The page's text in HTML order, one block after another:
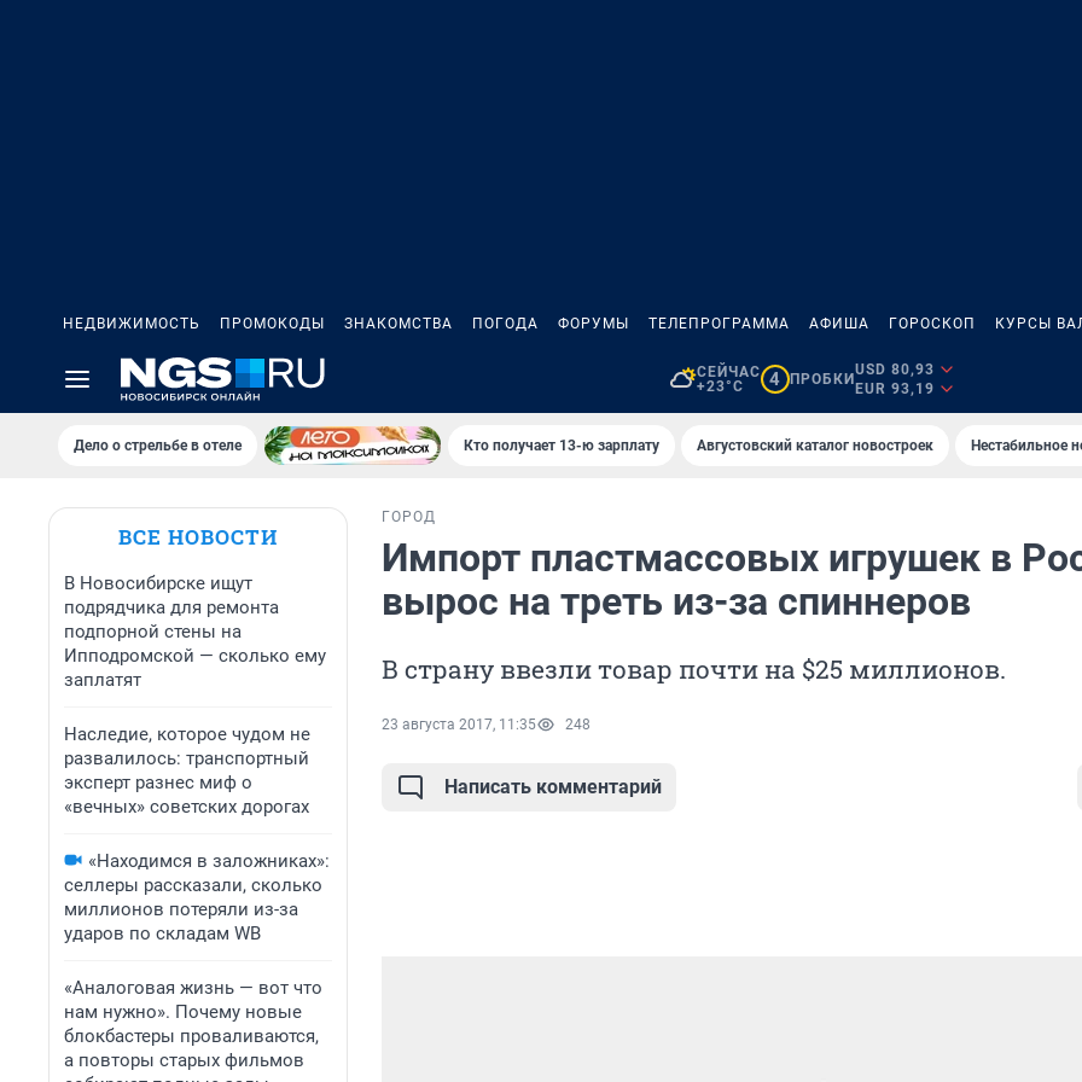
НЕДВИЖИМОСТЬ ПРОМОКОДЫ ЗНАКОМСТВА ПОГОДА ФОРУМЫ ТЕЛЕПРОГРАММА АФИША ГОРОСКОП КУРСЫ
СЕЙЧАС
+23°C
4 ПРОБКИ
USD 80,93
EUR 93,19
Дело о стрельбе в отеле Кто получает 13-ю зарплату Августовский каталог новостроек Нестабильное
ВСЕ НОВОСТИ
В Новосибирске ищут
подрядчика для ремонта
подпорной стены на
Ипподромской — сколько ему
заплатят
Наследие, которое чудом не
развалилось: транспортный
эксперт разнес миф о
«вечных» советских дорогах
«Находимся в заложниках»:
селлеры рассказали, сколько
миллионов потеряли из-за
ударов по складам WB
«Аналоговая жизнь — вот что
нам нужно». Почему новые
блокбастеры проваливаются,
а повторы старых фильмов
ГОРОД
Импорт пластмассовых игрушек в
вырос на треть из-за спиннеров
В страну ввезли товар почти на $25 миллионов.
23 августа 2017, 11:35 248
Написать комментарий